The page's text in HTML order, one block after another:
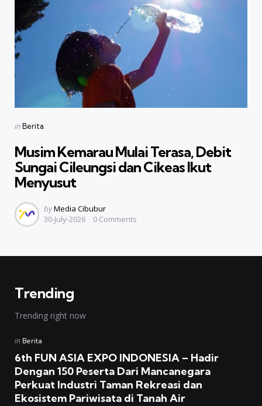
Categories
Posted
inBerita
Musim Kemarau Mulai Terasa, Debit
Sungai Cileungsi dan Cikeas Ikut
Menyusut
Posted
by
byMedia Cibubur
30-July-2026
0 Comments
Trending
Trending right now
Posted
in Berita
6th FUN ASIA EXPO INDONESIA – Hadir
Dengan 150 Peserta Dari Mancanegara
Perkuat Industri Taman Rekreasi dan
Ekosistem Pariwisata di Tanah Air